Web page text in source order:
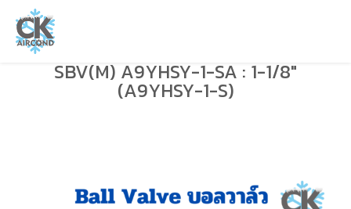
SBV(M) A9YHSY-1-SA : 1-1/8″
(A9YHSY-1-S)